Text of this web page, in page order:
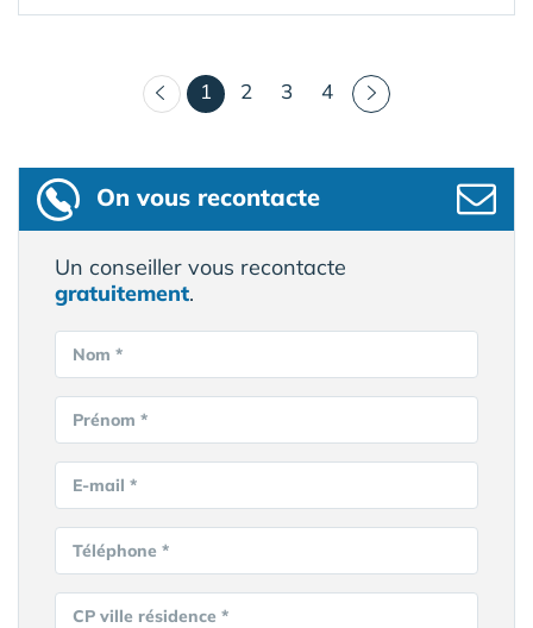
1 (courant)
2 3 4
On vous recontacte
Un conseiller vous recontacte
gratuitement.
Nom *
Prénom *
E-mail *
Téléphone *
CP ville résidence *